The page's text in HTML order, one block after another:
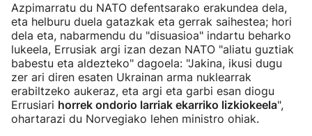
Azpimarratu du NATO defentsarako erakundea dela,
eta helburu duela gatazkak eta gerrak saihestea; hori
dela eta, nabarmendu du "disuasioa" indartu beharko
lukeela, Errusiak argi izan dezan NATO "aliatu guztiak
babestu eta aldezteko" dagoela: "Jakina, ikusi dugu
zer ari diren esaten Ukrainan arma nuklearrak
erabiltzeko aukeraz, eta argi eta garbi esan diogu
Errusiari horrek ondorio larriak ekarriko lizkiokeela",
ohartarazi du Norvegiako lehen ministro ohiak.